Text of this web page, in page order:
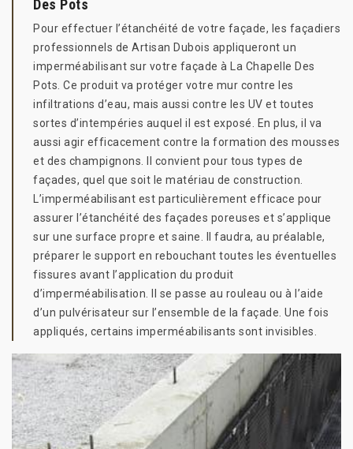
Des Pots
Pour effectuer l’étanchéité de votre façade, les façadiers
professionnels de Artisan Dubois appliqueront un
imperméabilisant sur votre façade à La Chapelle Des
Pots. Ce produit va protéger votre mur contre les
infiltrations d’eau, mais aussi contre les UV et toutes
sortes d’intempéries auquel il est exposé. En plus, il va
aussi agir efficacement contre la formation des mousses
et des champignons. Il convient pour tous types de
façades, quel que soit le matériau de construction.
L’imperméabilisant est particulièrement efficace pour
assurer l’étanchéité des façades poreuses et s’applique
sur une surface propre et saine. Il faudra, au préalable,
préparer le support en rebouchant toutes les éventuelles
fissures avant l’application du produit
d’imperméabilisation. Il se passe au rouleau ou à l’aide
d’un pulvérisateur sur l’ensemble de la façade. Une fois
appliqués, certains imperméabilisants sont invisibles.